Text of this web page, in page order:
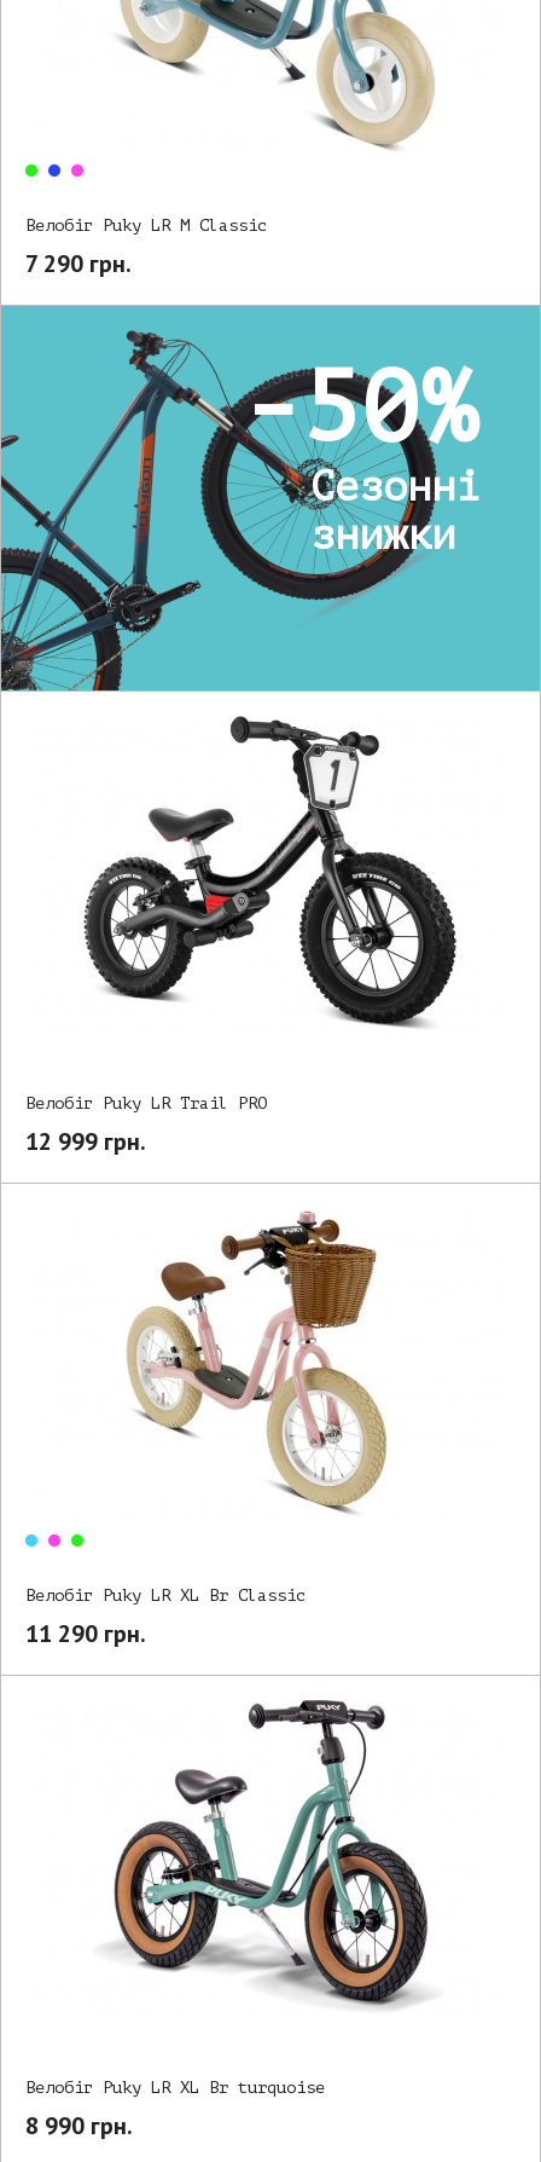
Велобіг Puky LR M Classic
7 290 грн.
-50%
Сезонні
знижки
Велобіг Puky LR Trail PRO
12 999 грн.
Велобіг Puky LR XL Br Classic
11 290 грн.
Велобіг Puky LR XL Br turquoise
8 990 грн.